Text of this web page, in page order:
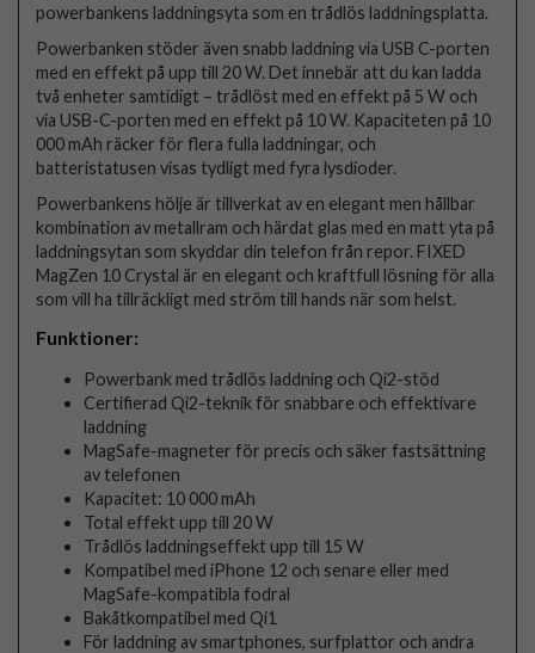
powerbankens laddningsyta som en trådlös laddningsplatta.
Powerbanken stöder även snabb laddning via USB C-porten
med en effekt på upp till 20 W. Det innebär att du kan ladda
två enheter samtidigt – trådlöst med en effekt på 5 W och
via USB-C-porten med en effekt på 10 W. Kapaciteten på 10
000 mAh räcker för flera fulla laddningar, och
batteristatusen visas tydligt med fyra lysdioder.
Powerbankens hölje är tillverkat av en elegant men hållbar
kombination av metallram och härdat glas med en matt yta på
laddningsytan som skyddar din telefon från repor. FIXED
MagZen 10 Crystal är en elegant och kraftfull lösning för alla
som vill ha tillräckligt med ström till hands när som helst.
Funktioner:
Powerbank med trådlös laddning och Qi2-stöd
Certifierad Qi2-teknik för snabbare och effektivare
laddning
MagSafe-magneter för precis och säker fastsättning
av telefonen
Kapacitet: 10 000 mAh
Total effekt upp till 20 W
Trådlös laddningseffekt upp till 15 W
Kompatibel med iPhone 12 och senare eller med
MagSafe-kompatibla fodral
Bakåtkompatibel med Qi1
För laddning av smartphones, surfplattor och andra